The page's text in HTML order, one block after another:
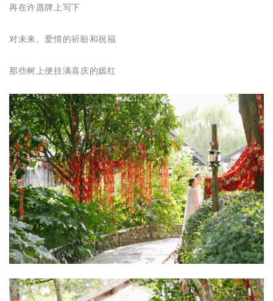
再在许愿牌上写下
对未来、爱情的祈盼和祝福
那些树上便挂满喜庆的嫣红